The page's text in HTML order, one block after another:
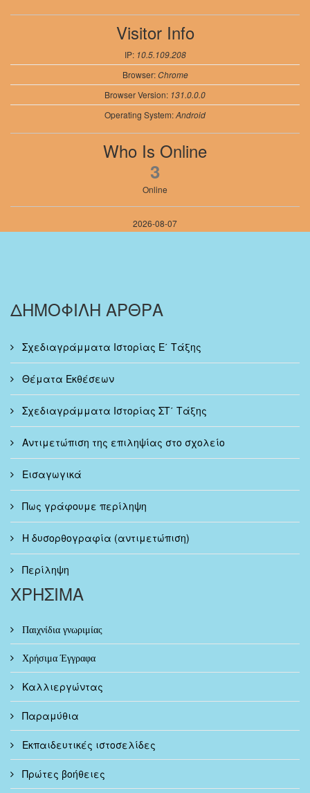
Visitor Info
IP: 10.5.109.208
Browser:Chrome
Browser Version: 131.0.0.0
Operating System:Android
Who Is Online
3
Online
2026-08-07
ΔΗΜΟΦΙΛΗ ΑΡΘΡΑ
Σχεδιαγράμματα Ιστορίας Ε΄ Τάξης
Θέματα Εκθέσεων
Σχεδιαγράμματα Ιστορίας ΣΤ΄ Τάξης
Αντιμετώπιση της επιληψίας στο σχολείο
Εισαγωγικά
Πως γράφουμε περίληψη
Η δυσορθογραφία (αντιμετώπιση)
Περίληψη
ΧΡΗΣΙΜΑ
Παιχνίδια γνωριμίας
Χρήσιμα Έγγραφα
Καλλιεργώντας
Παραμύθια
Εκπαιδευτικές ιστοσελίδες
Πρώτες βοήθειες